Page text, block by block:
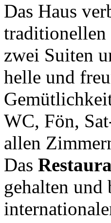
Das Haus
traditionellen
zwei Suiten
helle und
WC, Fön,
allen
Das
gehalten